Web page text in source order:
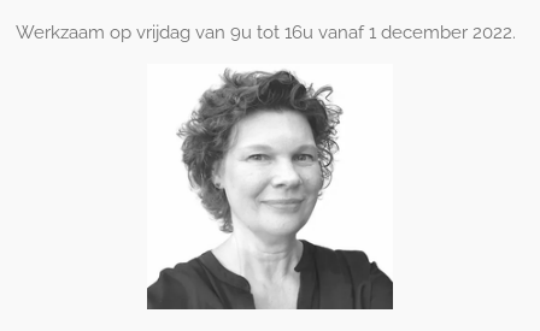
Werkzaam op vrijdag van 9u tot 16u vanaf 1 december 2022.